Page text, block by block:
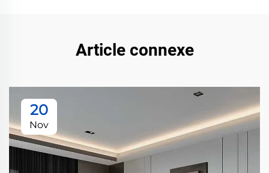
Article connexe
20
Nov